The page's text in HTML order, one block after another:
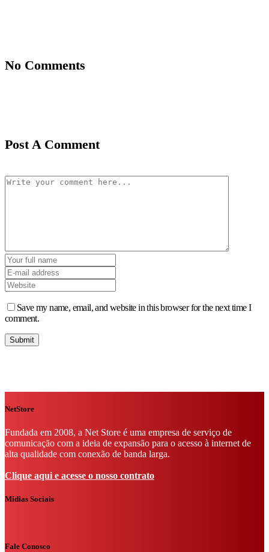
No Comments
Post A Comment
Save my name, email, and website in this browser for the next time I
comment.
NetStore
Fundada em 2008, a Net Store é uma empresa de serviço de
comunicação com a ideia de expansão para o acesso à internet de
alta qualidade com conexão de banda larga.
Clique aqui e acesse o nosso contrato
Mídias Sociais
Fale Conosco